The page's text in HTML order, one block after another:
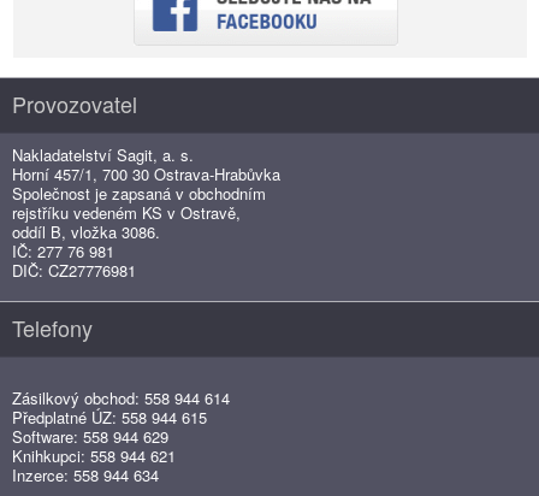
Provozovatel
Nakladatelství Sagit, a. s.
Horní 457/1, 700 30 Ostrava-Hrabůvka
Společnost je zapsaná v obchodním
rejstříku vedeném KS v Ostravě,
oddíl B, vložka 3086.
IČ: 277 76 981
DIČ: CZ27776981
Telefony
Zásilkový obchod: 558 944 614
Předplatné ÚZ: 558 944 615
Software: 558 944 629
Knihkupci: 558 944 621
Inzerce: 558 944 634